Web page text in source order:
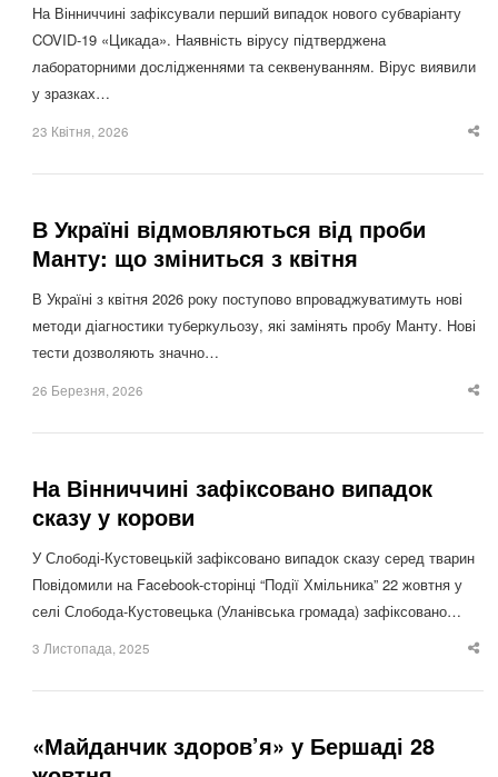
На Вінниччині зафіксували перший випадок нового субваріанту
COVID-19 «Цикада». Наявність вірусу підтверджена
лабораторними дослідженнями та секвенуванням. Вірус виявили
у зразках…
23 Квітня, 2026
В Україні відмовляються від проби
Манту: що зміниться з квітня
В Україні з квітня 2026 року поступово впроваджуватимуть нові
методи діагностики туберкульозу, які замінять пробу Манту. Нові
тести дозволяють значно…
26 Березня, 2026
На Вінниччині зафіксовано випадок
сказу у корови
У Слободі-Кустовецькій зафіксовано випадок сказу серед тварин
Повідомили на Facebook-сторінці “Події Хмільника” 22 жовтня у
селі Слобода-Кустовецька (Уланівська громада) зафіксовано…
3 Листопада, 2025
«Майданчик здоров’я» у Бершаді 28